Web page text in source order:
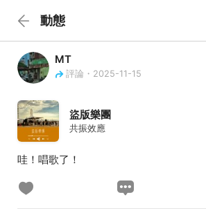
動態
MT
評論・2025-11-15
盜版樂團
共振效應
哇！唱歌了！